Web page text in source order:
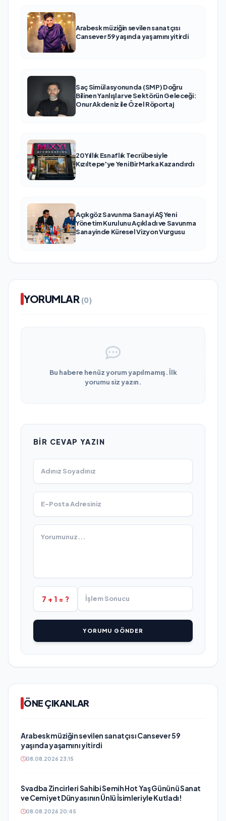
Arabesk müziğin sevilen sanatçısı
Cansever 59 yaşında yaşamını yitirdi
Saç Simülasyonunda (SMP) Doğru
Bilinen Yanlışlar ve Sektörün Geleceği:
Onur Akdeniz ile Özel Röportaj
20 Yıllık Esnaflık Tecrübesiyle
Kızıltepe'ye Yeni Bir Marka Kazandırdı
Açıkgöz Savunma Sanayi AŞ Yeni
Yönetim Kurulunu Açıkladı ve Savunma
Sanayinde Küresel Vizyon Vurgusu
YORUMLAR (0)
Bu habere henüz yorum yapılmamış. İlk
yorumu siz yazın.
BIR CEVAP YAZIN
7 + 1 = ?
YORUMU GÖNDER
ÖNE ÇIKANLAR
Arabesk müziğin sevilen sanatçısı Cansever 59
yaşında yaşamını yitirdi
08.08.2026 23:15
Svadba Zincirleri Sahibi Semih Hot Yaş Gününü Sanat
ve Cemiyet Dünyasının Ünlü İsimleriyle Kutladı!
08.08.2026 20:45